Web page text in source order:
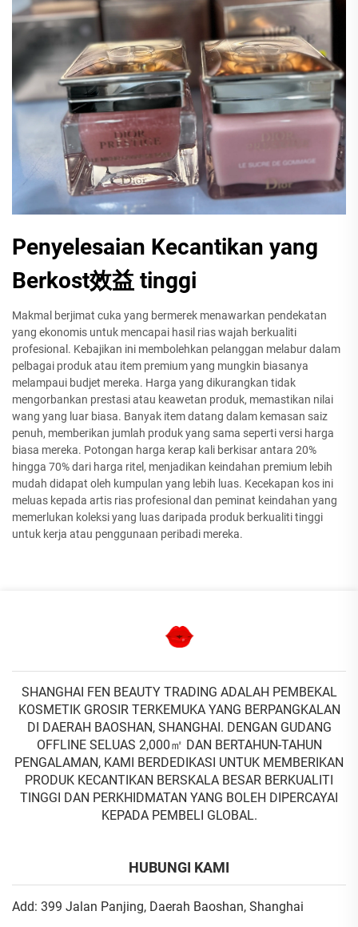
Penyelesaian Kecantikan yang
Berkost效益 tinggi
Makmal berjimat cuka yang bermerek menawarkan pendekatan
yang ekonomis untuk mencapai hasil rias wajah berkualiti
profesional. Kebajikan ini membolehkan pelanggan melabur dalam
pelbagai produk atau item premium yang mungkin biasanya
melampaui budjet mereka. Harga yang dikurangkan tidak
mengorbankan prestasi atau keawetan produk, memastikan nilai
wang yang luar biasa. Banyak item datang dalam kemasan saiz
penuh, memberikan jumlah produk yang sama seperti versi harga
biasa mereka. Potongan harga kerap kali berkisar antara 20%
hingga 70% dari harga ritel, menjadikan keindahan premium lebih
mudah didapat oleh kumpulan yang lebih luas. Kecekapan kos ini
meluas kepada artis rias profesional dan peminat keindahan yang
memerlukan koleksi yang luas daripada produk berkualiti tinggi
untuk kerja atau penggunaan peribadi mereka.
SHANGHAI FEN BEAUTY TRADING ADALAH PEMBEKAL
KOSMETIK GROSIR TERKEMUKA YANG BERPANGKALAN
DI DAERAH BAOSHAN, SHANGHAI. DENGAN GUDANG
OFFLINE SELUAS 2,000㎡ DAN BERTAHUN-TAHUN
PENGALAMAN, KAMI BERDEDIKASI UNTUK MEMBERIKAN
PRODUK KECANTIKAN BERSKALA BESAR BERKUALITI
TINGGI DAN PERKHIDMATAN YANG BOLEH DIPERCAYAI
KEPADA PEMBELI GLOBAL.
HUBUNGI KAMI
Add: 399 Jalan Panjing, Daerah Baoshan, Shanghai